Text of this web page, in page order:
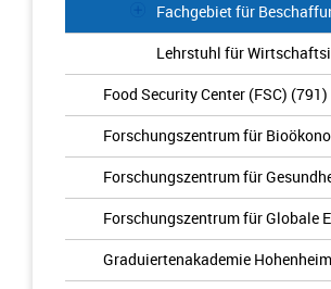
Fachgebiet für
Lehrstuhl für
Food Security Center (FSC) (791)
Forschungszentrum für
Forschungszentrum für
Forschungszentrum für Globale
Graduiertenakademie